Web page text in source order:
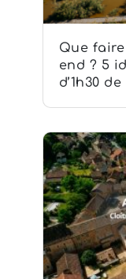
Que
end ? 5
d’1h30